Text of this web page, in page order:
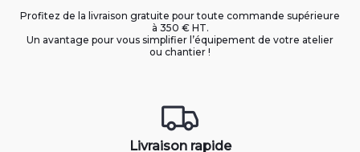
Profitez de la livraison gratuite pour toute commande supérieure
à 350 € HT.
Un avantage pour vous simplifier l’équipement de votre atelier
ou chantier !
Livraison rapide